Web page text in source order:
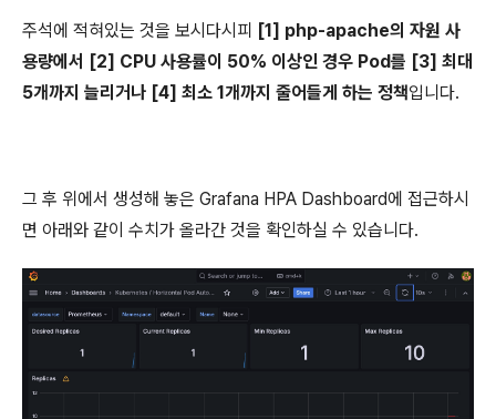
주석에 적혀있는 것을 보시다시피 [1] php-apache의 자원 사
용량에서 [2] CPU 사용률이 50% 이상인 경우 Pod를 [3] 최대
5개까지 늘리거나 [4] 최소 1개까지 줄어들게 하는 정책입니다.
그 후 위에서 생성해 놓은 Grafana HPA Dashboard에 접근하시
면 아래와 같이 수치가 올라간 것을 확인하실 수 있습니다.